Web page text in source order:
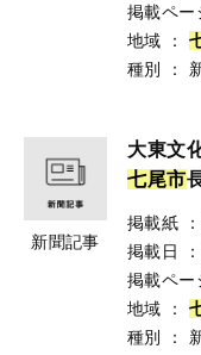
掲載ペー
地域
：
種別
：
新聞記事
大東文
七尾市
掲載紙 ：
掲載日
：
掲載ペー
地域
：
種別
：